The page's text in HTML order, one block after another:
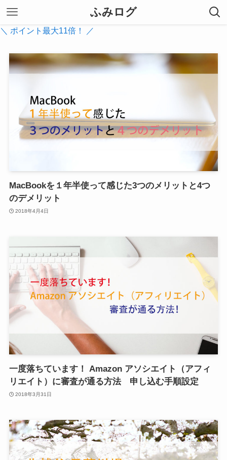
ふみログ
＼ ポイント最大11倍！ ／
MacBookを１年半使って感じた3つのメリットと4つ
のデメリット
2018年4月4日
一度落ちています！ Amazon アソシエイト（アフィ
リエイト）に審査が通る方法 申し込む手順設定
2018年3月31日